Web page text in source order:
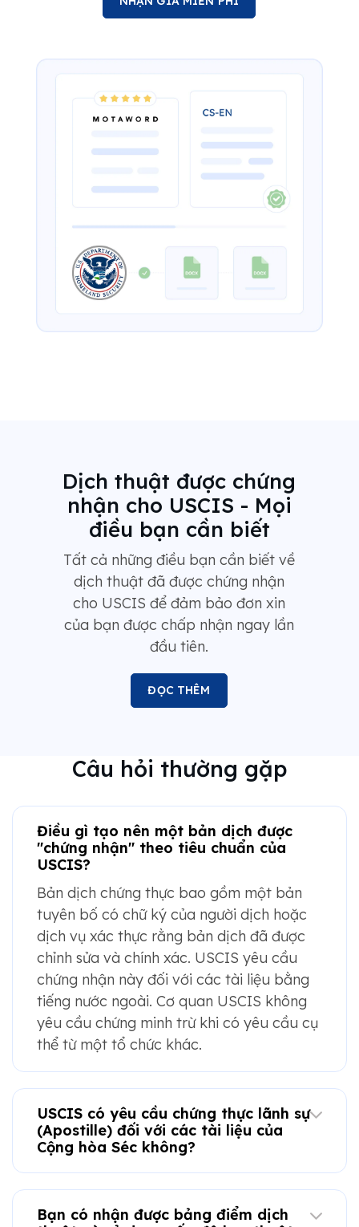
Dịch thuật được chứng
nhận cho USCIS - Mọi
điều bạn cần biết
Tất cả những điều bạn cần biết về
dịch thuật đã được chứng nhận
cho USCIS để đảm bảo đơn xin
của bạn được chấp nhận ngay lần
đầu tiên.
ĐỌC THÊM
Câu hỏi thường gặp
Điều gì tạo nên một bản dịch được
"chứng nhận" theo tiêu chuẩn của
USCIS?
Bản dịch chứng thực bao gồm một bản
tuyên bố có chữ ký của người dịch hoặc
dịch vụ xác thực rằng bản dịch đã được
chỉnh sửa và chính xác. USCIS yêu cầu
chứng nhận này đối với các tài liệu bằng
tiếng nước ngoài. Cơ quan USCIS không
yêu cầu chứng minh trừ khi có yêu cầu cụ
thể từ một tổ chức khác.
USCIS có yêu cầu chứng thực lãnh sự
(Apostille) đối với các tài liệu của
Cộng hòa Séc không?
Bạn có nhận được bảng điểm dịch